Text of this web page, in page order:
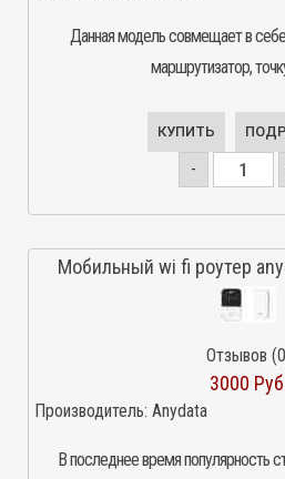
Данная модель совмещает в
маршрутизатор,
КУПИТЬ
-
Мобильный wi fi роутер
Отзывов
3000
Производитель: Anydata
В последнее время популярность